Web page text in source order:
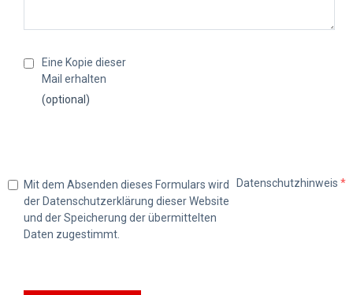
Eine Kopie dieser
Mail erhalten
(optional)
Datenschutzhinweis *
Mit dem Absenden dieses Formulars wird
der Datenschutzerklärung dieser Website
und der Speicherung der übermittelten
Daten zugestimmt.